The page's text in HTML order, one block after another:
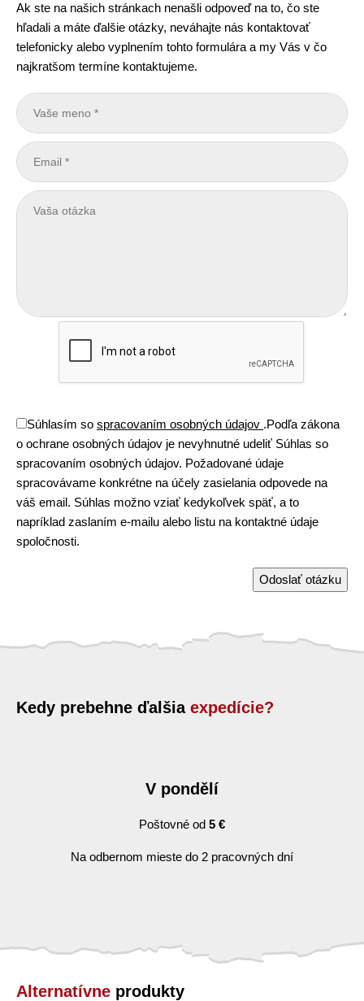
Ak ste na našich stránkach nenašli odpoveď na to, čo ste
hľadali a máte ďalšie otázky, neváhajte nás kontaktovať
telefonicky alebo vyplnením tohto formulára a my Vás v čo
najkratšom termíne kontaktujeme.
Súhlasím so spracovaním osobných údajov .Podľa zákona
o ochrane osobných údajov je nevyhnutné udeliť Súhlas so
spracovaním osobných údajov. Požadované údaje
spracovávame konkrétne na účely zasielania odpovede na
váš email. Súhlas možno vziať kedykoľvek späť, a to
napríklad zaslaním e-mailu alebo listu na kontaktné údaje
spoločnosti.
Odoslať otázku
Kedy prebehne ďalšia expedície?
V pondělí
Poštovné od 5 €
Na odbernom mieste do 2 pracovných dní
Alternatívne produkty